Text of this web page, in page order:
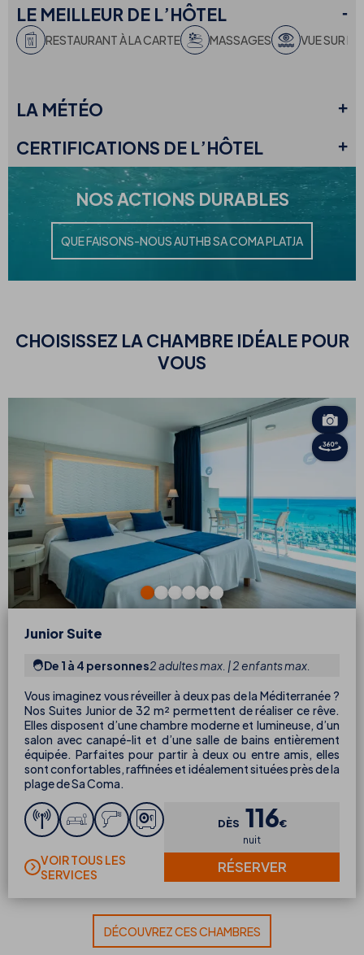
LE MEILLEUR DE L’HÔTEL
RESTAURANT À LA CARTE MASSAGES VUE SUR LA
LA MÉTÉO
CERTIFICATIONS DE L’HÔTEL
NOSACTIONS DURABLES
QUE FAISONS-NOUS AUTHB SA COMA PLATJA
CHOISISSEZ LA CHAMBRE IDÉALE POUR
VOUS
Junior Suite
De 1 à 4 personnes2 adultes max. | 2 enfants max.
Vous imaginez vous réveiller à deux pas de la Méditerranée ?
Nos Suites Junior de 32 m² permettent de réaliser ce rêve.
Elles disposent d’une chambre moderne et lumineuse, d’un
salon avec canapé-lit et d’une salle de bains entièrement
équipée. Parfaites pour partir à deux ou entre amis, elles
sont confortables, raffinées et idéalement situées près de la
plage de Sa Coma.
VOIR TOUS LES
SERVICES
DÈS 116€
nuit
RÉSERVER
DÉCOUVREZ CES CHAMBRES